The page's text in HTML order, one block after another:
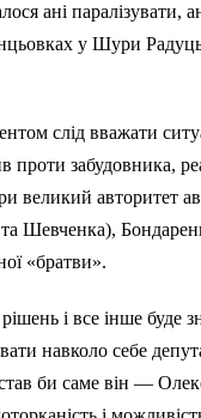
ані паралізувати,
у Шури
слід вважати
проти забудовника,
авторитет
Шевченка),
«братви».
і все інше буде
навколо себе
би саме він —